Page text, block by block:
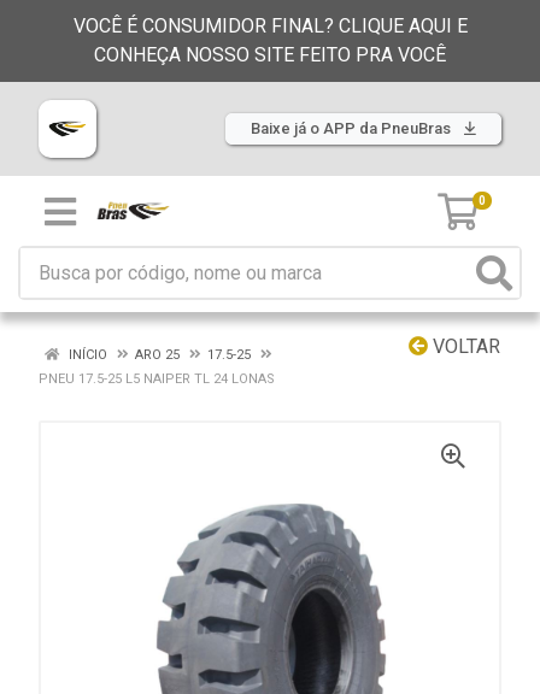
VOCÊ É CONSUMIDOR FINAL? CLIQUE AQUI E
CONHEÇA NOSSO SITE FEITO PRA VOCÊ
Baixe já o APP da PneuBras
0
VOLTAR
INÍCIO ARO 25
17.5-25
PNEU 17.5-25 L5 NAIPER TL 24 LONAS